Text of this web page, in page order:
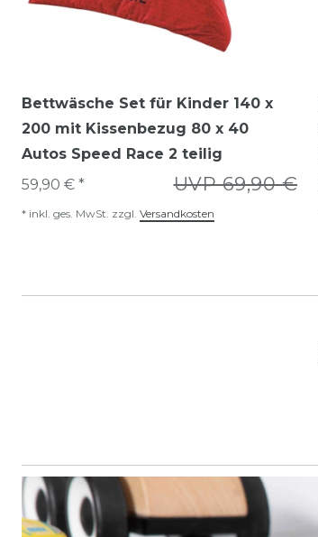
Bettwäsche Set für Kinder 140 x
200 mit Kissenbezug 80 x 40
Autos Speed Race 2 teilig
UVP 69,90 €
59,90 € *
* inkl. ges. MwSt. zzgl. Versandkosten